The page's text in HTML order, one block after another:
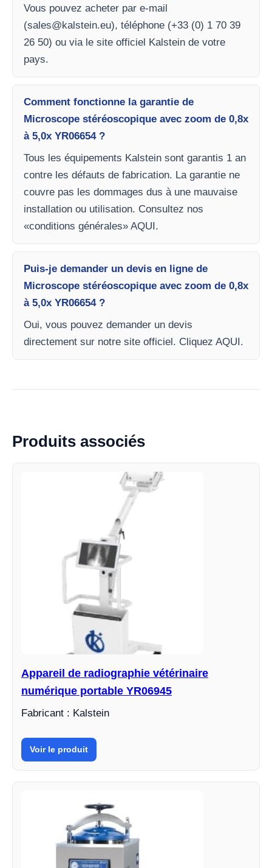
Vous pouvez acheter par e-mail
(sales@kalstein.eu), téléphone (+33 (0) 1 70 39
26 50) ou via le site officiel Kalstein de votre
pays.
Comment fonctionne la garantie de
Microscope stéréoscopique avec zoom de 0,8x
à 5,0x YR06654 ?
Tous les équipements Kalstein sont garantis 1 an
contre les défauts de fabrication. La garantie ne
couvre pas les dommages dus à une mauvaise
installation ou utilisation. Consultez nos
«conditions générales» AQUI.
Puis-je demander un devis en ligne de
Microscope stéréoscopique avec zoom de 0,8x
à 5,0x YR06654 ?
Oui, vous pouvez demander un devis
directement sur notre site officiel. Cliquez AQUI.
Produits associés
Appareil de radiographie vétérinaire
numérique portable YR06945
Fabricant : Kalstein
Voir le produit